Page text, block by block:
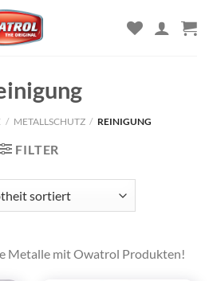
/ METALLSCHUTZ / REINIGUNG
FILTER
Metalle mit Owatrol Produkten!